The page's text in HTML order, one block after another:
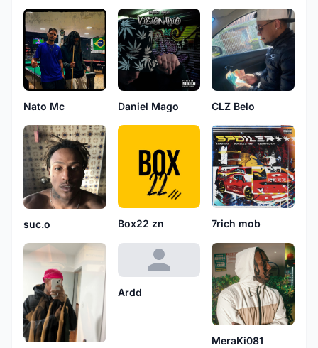
Nato Mc Daniel Mago CLZ Belo
suc.o Box22 zn 7rich mob
Ardd
MeraKi081